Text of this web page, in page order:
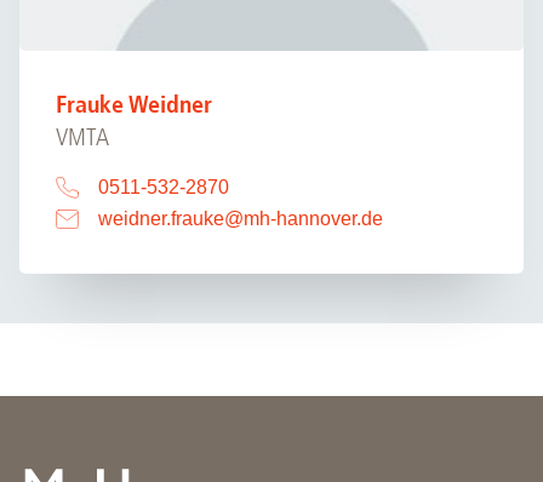
Frauke Weidner
VMTA
0511-532-2870
weidner.frauke@mh-hannover.de